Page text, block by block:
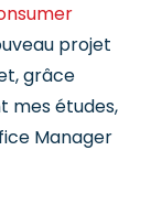
projet
grâce
mes études,
Manager